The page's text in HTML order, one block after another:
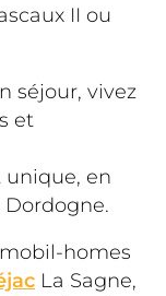
II ou
séjour, vivez
et
en
homes
La Sagne,